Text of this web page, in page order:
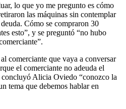
lo que yo me pregunto es cómo
las máquinas sin contemplar
Cómo se compraron 30
esto”, y se preguntó “no hubo
comerciante que vaya a conversar
el comerciante no adeuda el
Alicia Oviedo “conozco la
tema que debemos hablar en